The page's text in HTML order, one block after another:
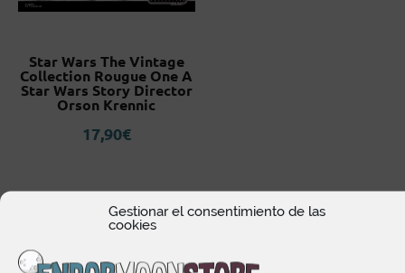
Gestionar el consentimiento de las
cookies
Star Wars The Vintage
Collection Rougue One A
Star Wars Story Director
Orson Krennic
17,90€